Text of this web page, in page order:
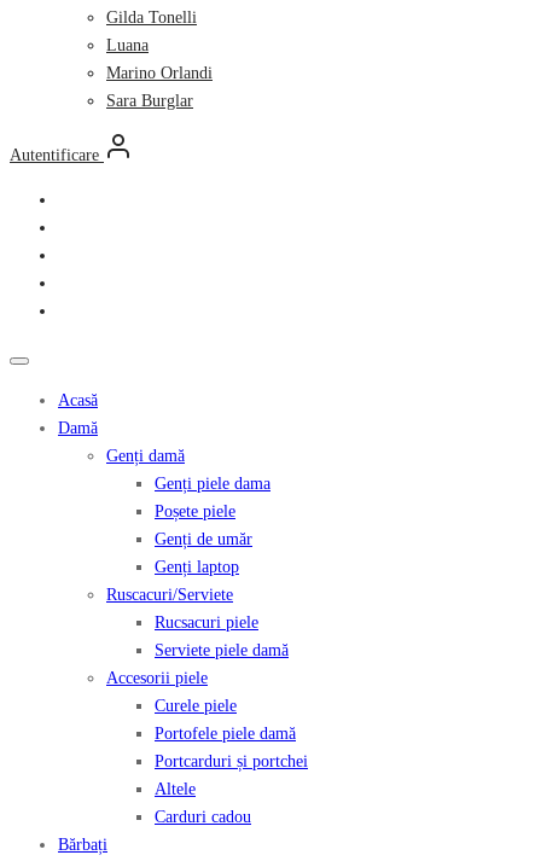
Gilda Tonelli
Luana
Marino Orlandi
Sara Burglar
Autentificare
Acasă
Damă
Genți damă
Genți piele dama
Poșete piele
Genți de umăr
Genți laptop
Ruscacuri/Serviete
Rucsacuri piele
Serviete piele damă
Accesorii piele
Curele piele
Portofele piele damă
Portcarduri și portchei
Altele
Carduri cadou
Bărbați